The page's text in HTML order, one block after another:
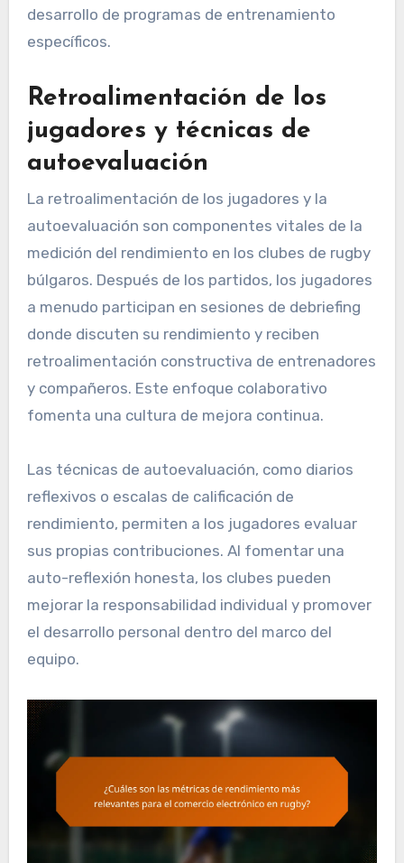
desarrollo de programas de entrenamiento
específicos.
Retroalimentación de los
jugadores y técnicas de
autoevaluación
La retroalimentación de los jugadores y la
autoevaluación son componentes vitales de la
medición del rendimiento en los clubes de rugby
búlgaros. Después de los partidos, los jugadores
a menudo participan en sesiones de debriefing
donde discuten su rendimiento y reciben
retroalimentación constructiva de entrenadores
y compañeros. Este enfoque colaborativo
fomenta una cultura de mejora continua.
Las técnicas de autoevaluación, como diarios
reflexivos o escalas de calificación de
rendimiento, permiten a los jugadores evaluar
sus propias contribuciones. Al fomentar una
auto-reflexión honesta, los clubes pueden
mejorar la responsabilidad individual y promover
el desarrollo personal dentro del marco del
equipo.